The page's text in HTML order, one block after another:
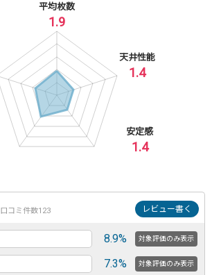
1.9
平均枚数
1.4
天井性能
1.4
安定感
口コミ件数123 レビュー書く
8.9% 対象評価のみ表示
7.3% 対象評価のみ表示